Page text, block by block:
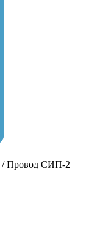
/Провод СИП-2